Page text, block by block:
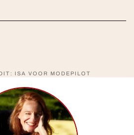
ISA VOOR MODEPILOT